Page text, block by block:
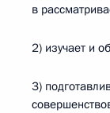
в
2) изучает и
3)